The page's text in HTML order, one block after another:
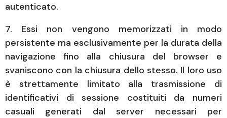
autenticato.
7. Essi non vengono memorizzati in modo
persistente ma esclusivamente per la durata della
navigazione fino alla chiusura del browser e
svaniscono con la chiusura dello stesso. Il loro uso
è strettamente limitato alla trasmissione di
identificativi di sessione costituiti da numeri
casuali generati dal server necessari per